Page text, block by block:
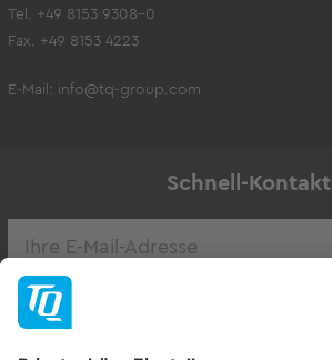
Tel. +49 8153 9308-0
Fax. +49 8153 4223
E-Mail: info@tq-group.com
Schnell-Kontakt